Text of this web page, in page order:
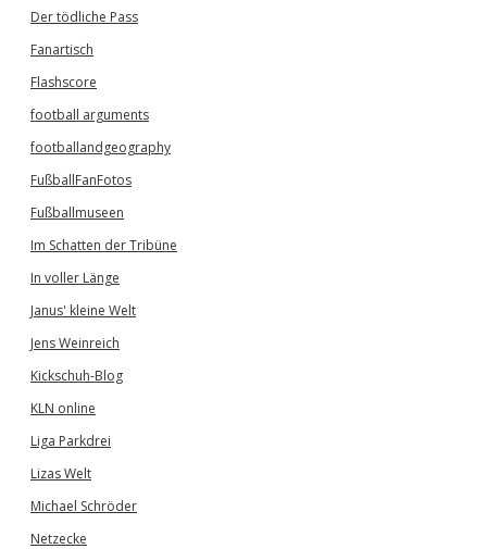
Der tödliche Pass
Fanartisch
Flashscore
football arguments
footballandgeography
FußballFanFotos
Fußballmuseen
Im Schatten der Tribüne
In voller Länge
Janus' kleine Welt
Jens Weinreich
Kickschuh-Blog
KLN online
Liga Parkdrei
Lizas Welt
Michael Schröder
Netzecke